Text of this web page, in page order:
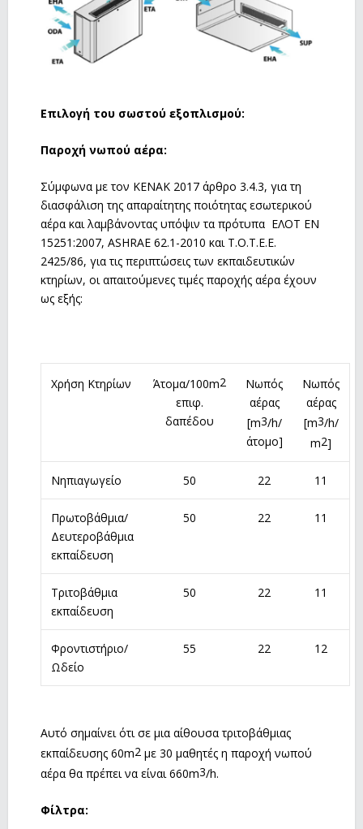
Επιλογή του σωστού εξοπλισμού:
Παροχή νωπού αέρα:
Σύμφωνα με τον ΚΕΝΑΚ 2017 άρθρο 3.4.3, για τη
διασφάλιση της απαραίτητης ποιότητας εσωτερικού
αέρα και λαμβάνοντας υπόψιν τα πρότυπα ΕΛΟΤ ΕΝ
15251:2007, ASHRAE 62.1-2010 και Τ.Ο.Τ.Ε.Ε.
2425/86, για τις περιπτώσεις των εκπαιδευτικών
κτηρίων, οι απαιτούμενες τιμές παροχής αέρα έχουν
ως εξής:
Χρήση Κτηρίων Άτομα/100m2
επιφ.
δαπέδου
Νωπός
αέρας
[m3/h/
άτομο]
Νωπός
αέρας
[m3/h/
m2]
Νηπιαγωγείο 50 22 11
Πρωτοβάθμια/
Δευτεροβάθμια
εκπαίδευση
50 22 11
Τριτοβάθμια
εκπαίδευση
50 22 11
Φροντιστήριο/
Ωδείο
55 22 12
Αυτό σημαίνει ότι σε μια αίθουσα τριτοβάθμιας
εκπαίδευσης 60m2 με 30 μαθητές η παροχή νωπού
αέρα θα πρέπει να είναι 660m3/h.
Φίλτρα: